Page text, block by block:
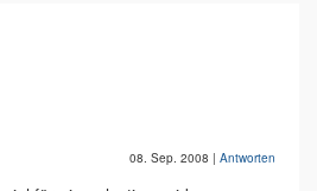
08. Sep. 2008 | Antworten